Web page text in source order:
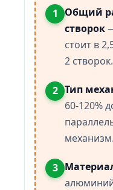
1 Общий
створок
стоит в
2 створок.
2 Тип
60-120%
механизм.
3